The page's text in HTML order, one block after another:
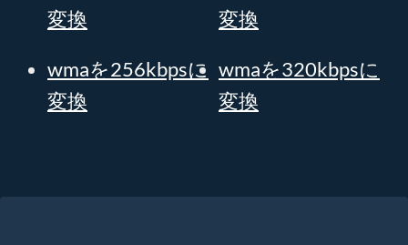
変換
変換
wmaを256kbpsに
変換
wmaを320kbpsに
変換